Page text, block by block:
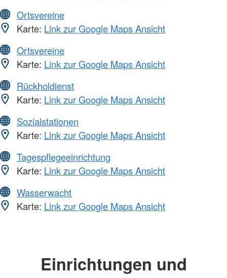
Ortsvereine
Karte: Link zur Google Maps Ansicht
Ortsvereine
Karte: Link zur Google Maps Ansicht
Rückholdienst
Karte: Link zur Google Maps Ansicht
Sozialstationen
Karte: Link zur Google Maps Ansicht
Tagespflegeeinrichtung
Karte: Link zur Google Maps Ansicht
Wasserwacht
Karte: Link zur Google Maps Ansicht
Einrichtungen und